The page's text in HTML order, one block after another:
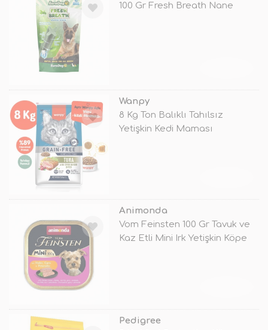
100 Gr Fresh Breath Nane
Wanpy
8 Kg Ton Balıklı Tahılsız
Yetişkin Kedi Maması
Animonda
Vom Feinsten 100 Gr Tavuk ve
Kaz Etli Mini Irk Yetişkin Köpe
Pedigree